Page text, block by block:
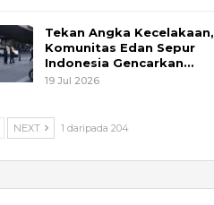
Tekan Angka Kecelakaan,
Komunitas Edan Sepur
Indonesia Gencarkan…
19 Jul 2026
NEXT 1 daripada 204